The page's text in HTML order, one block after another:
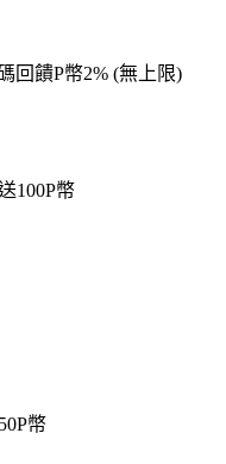
回饋P幣2% (無上限)
100P幣
幣